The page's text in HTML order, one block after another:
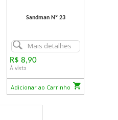
Sandman Nº 23
Mais detalhes
R$ 8,90
À vista
Adicionar ao Carrinho